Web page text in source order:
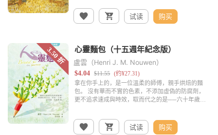
试读 购买
盧雲（Henri J. M. Nouwen）
试读 购买